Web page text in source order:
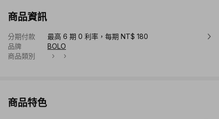
商品資訊
分期付款
最高 6 期 0 利率，每期 NT$ 180
品牌
BOLO
商品類別
商品特色